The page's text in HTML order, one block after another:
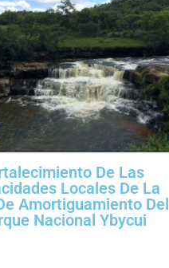
De Las
Locales De La
Amortiguamiento Del
Nacional Ybycui